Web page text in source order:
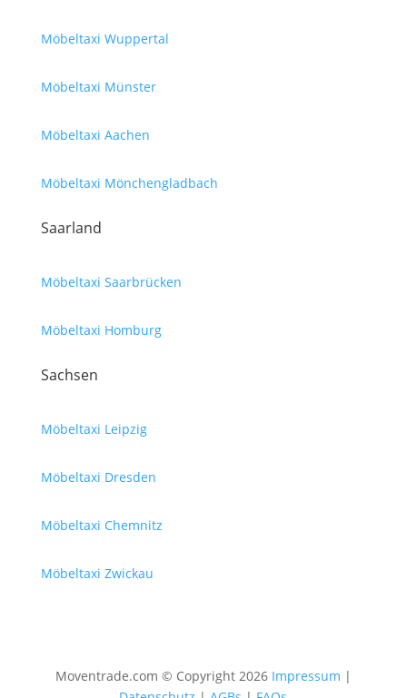
Möbeltaxi Wuppertal
Möbeltaxi Münster
Möbeltaxi Aachen
Möbeltaxi Mönchengladbach
Saarland
Möbeltaxi Saarbrücken
Möbeltaxi Homburg
Sachsen
Möbeltaxi Leipzig
Möbeltaxi Dresden
Möbeltaxi Chemnitz
Möbeltaxi Zwickau
Moventrade.com © Copyright 2026 Impressum |